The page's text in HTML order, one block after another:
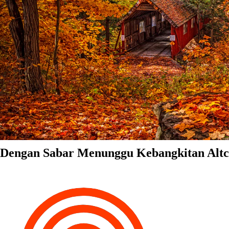
Dengan Sabar Menunggu Kebangkitan